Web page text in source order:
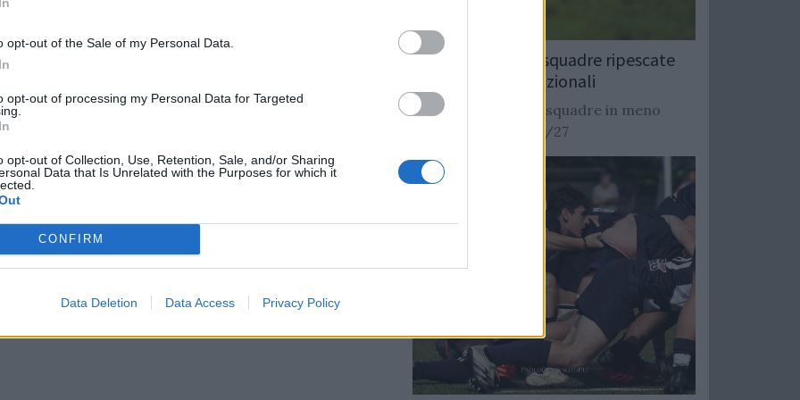
opt-out of the Sale of my Personal Data.
opt-out of processing my Personal Data for Targeted
opt-out of Collection, Use, Retention, Sale, and/or Sharing
Data that Is Unrelated with the Purposes for which it
CONFIRM
Data Deletion Data Access Privacy Policy
Rugby: Record di squadre ripescate
nei campionati nazionali
Si stimano oltre 20 squadre in meno
dalla stagione 2026/27